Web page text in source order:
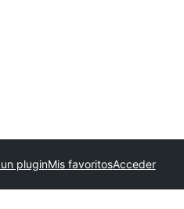
pluginMis favoritosAcceder